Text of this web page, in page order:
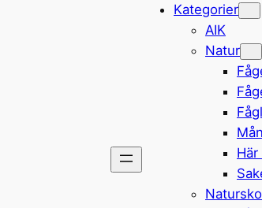
Kategorier
AIK
Natur
Här